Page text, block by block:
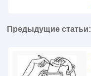
Предыдущие статьи: